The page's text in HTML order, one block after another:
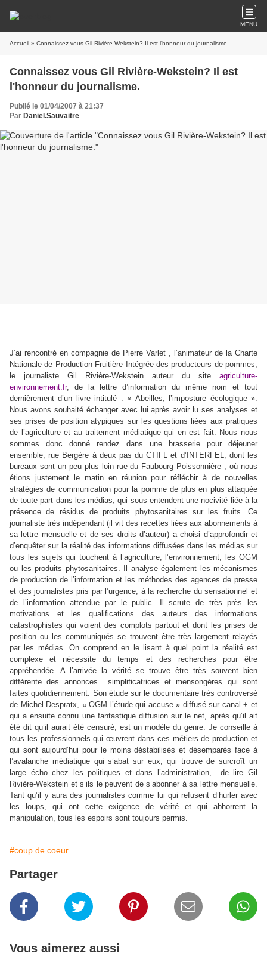
MENU
Accueil » Connaissez vous Gil Rivière-Wekstein? Il est l'honneur du journalisme.
Connaissez vous Gil Rivière-Wekstein? Il est
l'honneur du journalisme.
Publié le 01/04/2007 à 21:37
Par Daniel.Sauvaitre
J’ai rencontré en compagnie de Pierre Varlet , l’animateur de la Charte
Nationale de Production Fruitière Intégrée des producteurs de pommes,
le journaliste Gil Rivière-Wekstein auteur du site agriculture-
environnement.fr, de la lettre d’information du même nom et tout
dernièrement d’un livre intitulé : « Abeilles, l’imposture écologique ».
Nous avons souhaité échanger avec lui après avoir lu ses analyses et
ses prises de position atypiques sur les questions liées aux pratiques
de l’agriculture et au traitement médiatique qui en est fait. Nous nous
sommes donc donné rendez dans une brasserie pour déjeuner
ensemble, rue Bergère à deux pas du CTIFL et d’INTERFEL, dont les
bureaux sont un peu plus loin rue du Faubourg Poissonnière , où nous
étions justement le matin en réunion pour réfléchir à de nouvelles
stratégies de communication pour la pomme de plus en plus attaquée
de toute part dans les médias, qui sous entendent une nocivité liée à la
présence de résidus de produits phytosanitaires sur les fruits. Ce
journaliste très indépendant (il vit des recettes liées aux abonnements à
sa lettre mensuelle et de ses droits d’auteur) a choisi d’approfondir et
d’enquêter sur la réalité des informations diffusées dans les médias sur
tous les sujets qui touchent à l’agriculture, l’environnement, les OGM
ou les produits phytosanitaires. Il analyse également les mécanismes
de production de l’information et les méthodes des agences de presse
et des journalistes pris par l’urgence, à la recherche du sensationnel et
de l’information attendue par le public. Il scrute de très près les
motivations et les qualifications des auteurs des informations
catastrophistes qui voient des complots partout et dont les prises de
position ou les communiqués se trouvent être très largement relayés
par les médias. On comprend en le lisant à quel point la réalité est
complexe et nécessite du temps et des recherches pour être
appréhendée. A l’arrivée la vérité se trouve être très souvent bien
différente des annonces
simplificatrices et mensongères qui sont
faites quotidiennement. Son étude sur le documentaire très controversé
de Michel Despratx, « OGM l’étude qui accuse » diffusé sur canal + et
qui a ensuite connu une fantastique diffusion sur le net, après qu’il ait
été dit qu’il aurait été censuré, est un modèle du genre. Je conseille à
tous les professionnels qui œuvrent dans ces métiers de production et
qui sont aujourd’hui pour le moins déstabilisés et désemparés face à
l’avalanche médiatique qui s’abat sur eux, qui trouve de surcroît un
large écho chez les politiques et dans l’administration,
de lire Gil
Rivière-Wekstein et s’ils le peuvent de s’abonner à sa lettre mensuelle.
Tant qu’il y aura des journalistes comme lui qui refusent d’hurler avec
les loups, qui ont cette exigence de vérité et qui abhorrent la
manipulation, tous les espoirs sont toujours permis.
#coup de coeur
Partager
Vous aimerez aussi